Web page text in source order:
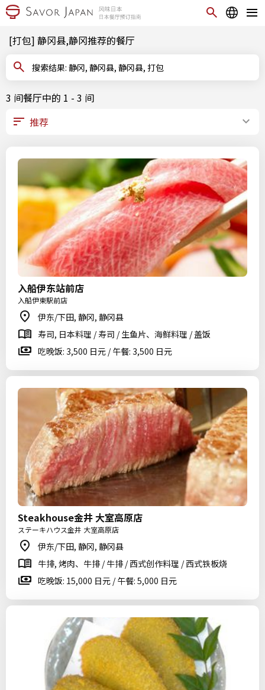
[打包] 静冈县,静冈推荐的餐厅
搜索结果: 静冈, 静冈县, 静冈县, 打包
3 间餐厅中的 1 - 3 间
入船伊东站前店
入船伊東駅前店
伊东/下田, 静冈, 静冈县
寿司, 日本料理 / 寿司 / 生鱼片、海鲜料理 / 盖饭
吃晚饭: 3,500 日元 / 午餐: 3,500 日元
Steakhouse金井 大室高原店
ステーキハウス金井 大室高原店
伊东/下田, 静冈, 静冈县
牛排, 烤肉、牛排 / 牛排 / 西式创作料理 / 西式铁板烧
吃晚饭: 15,000 日元 / 午餐: 5,000 日元